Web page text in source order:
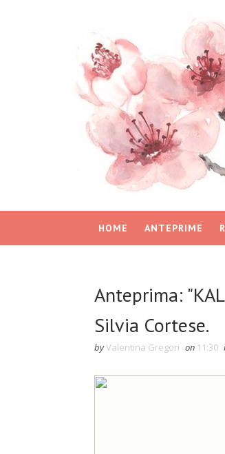
HOME ANTEPRIME
Anteprima:
Silvia Cortese.
byValentina Gregori on 11:30